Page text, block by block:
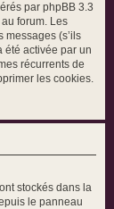
par phpBB 3.3
forum. Les
messages (s’ils
été activée par un
récurrents de
les cookies.
stockés dans la
le panneau